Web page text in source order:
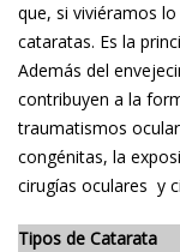
que, si viviéramos
cataratas. Es la
Además del
contribuyen a la
traumatismos
congénitas, la
cirugías oculares y
Tipos de Catarata